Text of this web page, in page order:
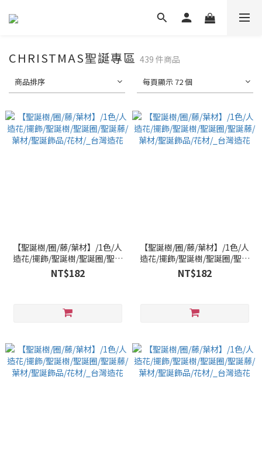
CHRISTMAS聖誕專區 439 件商品
商品排序 每頁顯示 72 個
【聖誕樹/圈/藤/葉材】/1色/人
造花/擺飾/聖誕樹/聖誕圈/聖誕
藤/葉材/聖誕飾品/花材/_台灣
造花
NT$182
【聖誕樹/圈/藤/葉材】/1色/人
造花/擺飾/聖誕樹/聖誕圈/聖誕
藤/葉材/聖誕飾品/花材/_台灣
造花
NT$182